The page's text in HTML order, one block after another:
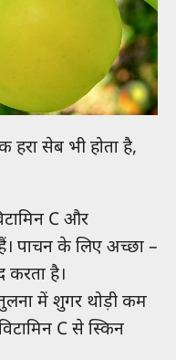
सेब भी होता है,
C और
पाचन के लिए अच्छा –
करता है।
में शुगर थोड़ी कम
C से स्किन